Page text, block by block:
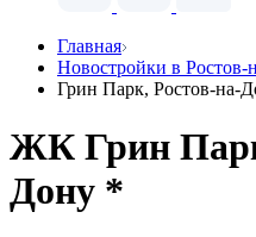
Главная
Новостройки в Ростов-
Грин Парк, Ростов-на-
ЖК Грин
Дону *